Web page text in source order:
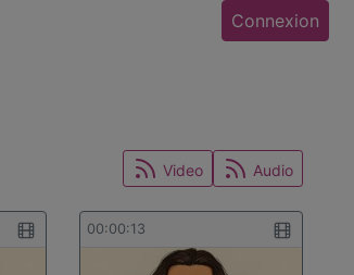
Connexion
Audio
Video
00:00:13